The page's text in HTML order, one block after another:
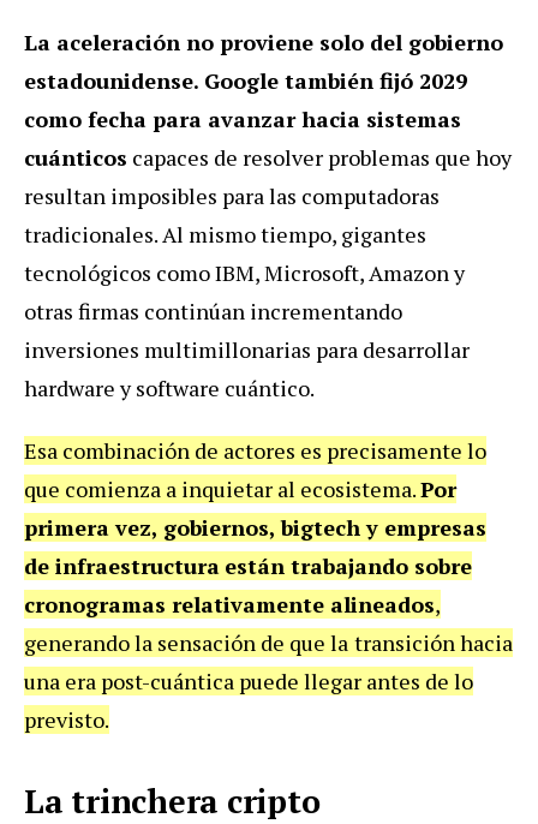
La aceleración no proviene solo del gobierno
estadounidense. Google también fijó 2029
como fecha para avanzar hacia sistemas
cuánticos capaces de resolver problemas que hoy
resultan imposibles para las computadoras
tradicionales. Al mismo tiempo, gigantes
tecnológicos como IBM, Microsoft, Amazon y
otras firmas continúan incrementando
inversiones multimillonarias para desarrollar
hardware y software cuántico.
Esa combinación de actores es precisamente lo
que comienza a inquietar al ecosistema.Por
primera vez, gobiernos, bigtech y empresas
de infraestructura están trabajando sobre
cronogramas relativamente alineados,
generando la sensación de que la transición hacia
una era post-cuántica puede llegar antes de lo
previsto.
La trinchera cripto